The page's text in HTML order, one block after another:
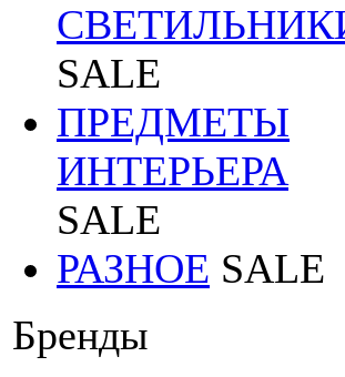
SALE
ПРЕДМЕТЫ
ИНТЕРЬЕРА
SALE
РАЗНОЕ SALE
Бренды